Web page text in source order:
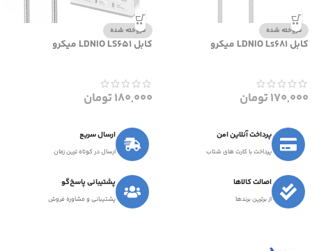
فروخته شده
کابل LDNIO Ls681 میکرو
170,000تومان
فروخته شده
کابل LDNIO LS651 میکرو
180,000تومان
پرداخت آنلاین امن
پرداخت با کارت های شتاب
ارسال سریع
ارسال در کوتاه ترین زمان
اصالت کالاها
از برترین برندها
پشتیبانی پاسخ‌گو
پشتیبانی و مشاوره فروش